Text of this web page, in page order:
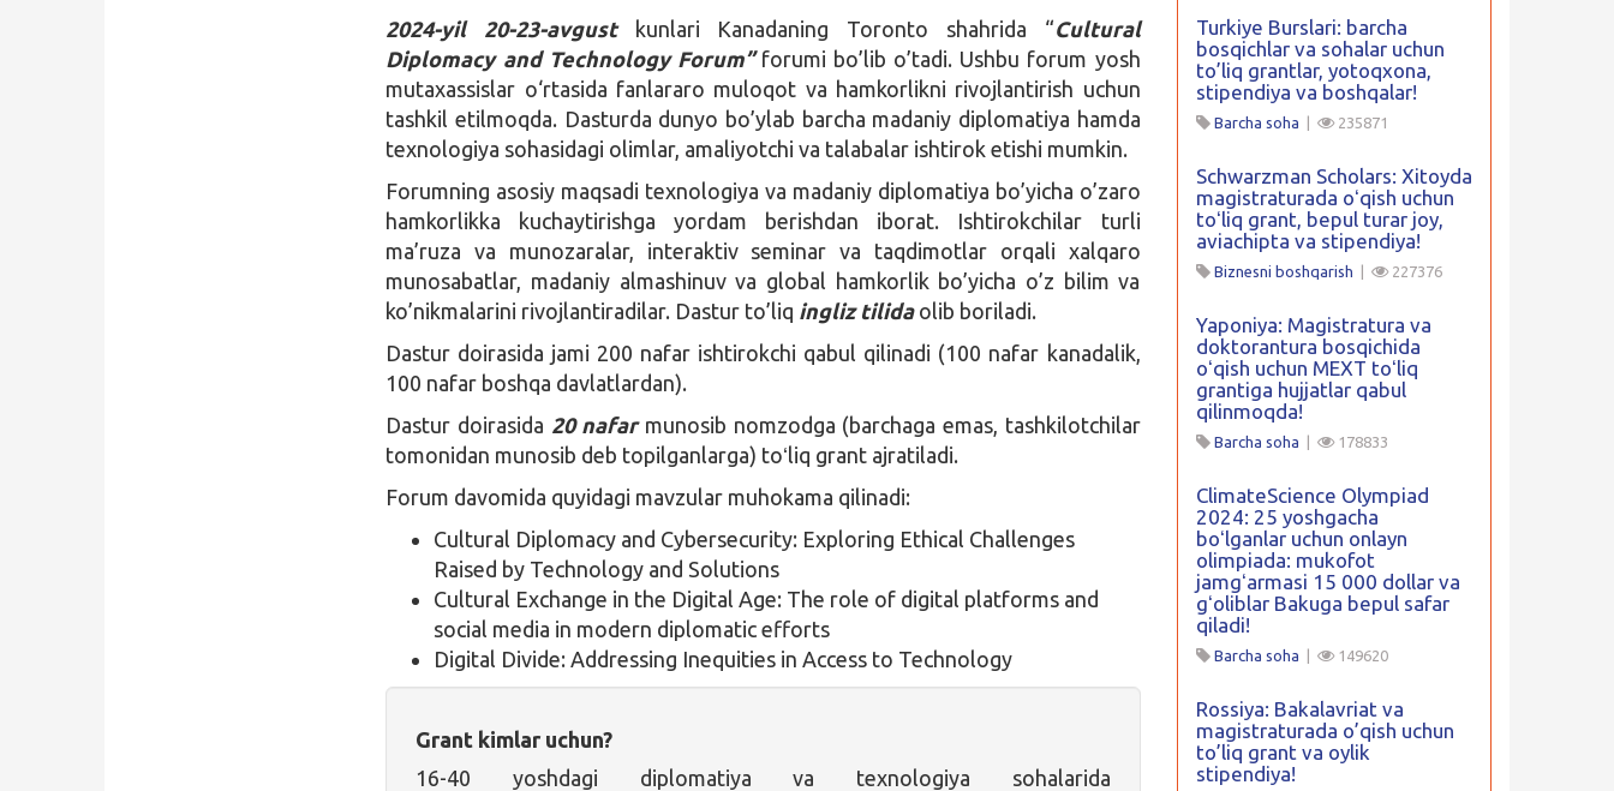
2024-yil 20-23-avgustkunlari Kanadaning Toronto shahrida “Cultural
Diplomacy and Technology Forum”forumi bo’lib o’tadi. Ushbu forum yosh
mutaxassislar o‘rtasida fanlararo muloqot va hamkorlikni rivojlantirish uchun
tashkil etilmoqda. Dasturda dunyo bo’ylab barcha madaniy diplomatiya hamda
texnologiya sohasidagi olimlar, amaliyotchi va talabalar ishtirok etishi mumkin.
Forumning asosiy maqsadi texnologiya va madaniy diplomatiya bo’yicha o’zaro
hamkorlikka kuchaytirishga yordam berishdan iborat. Ishtirokchilar turli
ma’ruza va munozaralar, interaktiv seminar va taqdimotlar orqali xalqaro
munosabatlar, madaniy almashinuv va global hamkorlik bo’yicha o’z bilim va
ko’nikmalarini rivojlantiradilar. Dastur to’liq ingliz tilidaolib boriladi.
Dastur doirasida jami 200 nafar ishtirokchi qabul qilinadi (100 nafar kanadalik,
100 nafar boshqa davlatlardan).
Dastur doirasida 20 nafar munosib nomzodga (barchaga emas, tashkilotchilar
tomonidan munosib deb topilganlarga) toʻliq grant ajratiladi.
Forum davomida quyidagi mavzular muhokama qilinadi:
Cultural Diplomacy and Cybersecurity: Exploring Ethical Challenges
Raised by Technology and Solutions
Cultural Exchange in the Digital Age: The role of digital platforms and
social media in modern diplomatic efforts
Digital Divide: Addressing Inequities in Access to Technology
Grant kimlar uchun?
16-40 yoshdagi diplomatiya va texnologiya sohalarida
Turkiye Burslari: barcha
bosqichlar va sohalar uchun
to’liq grantlar, yotoqxona,
stipendiya va boshqalar!
Barcha soha 235871
Schwarzman Scholars: Xitoyda
magistraturada oʻqish uchun
toʻliq grant, bepul turar joy,
aviachipta va stipendiya!
Biznesni boshqarish 227376
Yaponiya: Magistratura va
doktorantura bosqichida
oʻqish uchun MEXT toʻliq
grantiga hujjatlar qabul
qilinmoqda!
Barcha soha 178833
ClimateScience Olympiad
2024: 25 yoshgacha
boʻlganlar uchun onlayn
olimpiada: mukofot
jamgʻarmasi 15 000 dollar va
gʻoliblar Bakuga bepul safar
qiladi!
Barcha soha 149620
Rossiya: Bakalavriat va
magistraturada o’qish uchun
to’liq grant va oylik
stipendiya!